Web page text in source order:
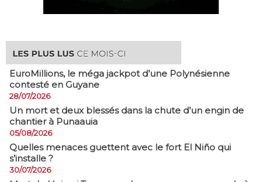
EuroMillions, ​le méga jackpot d’une Polynésienne
contesté en Guyane
28/07/2026
​Un mort et deux blessés dans la chute d’un engin de
chantier à Punaauia
05/08/2026
Quelles menaces guettent avec le fort El Niño qui
s’installe ?
30/07/2026